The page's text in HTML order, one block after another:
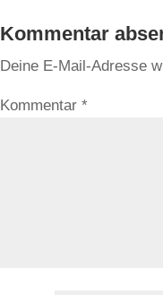
Kommentar
Deine E-Mail-Adresse
Kommentar*